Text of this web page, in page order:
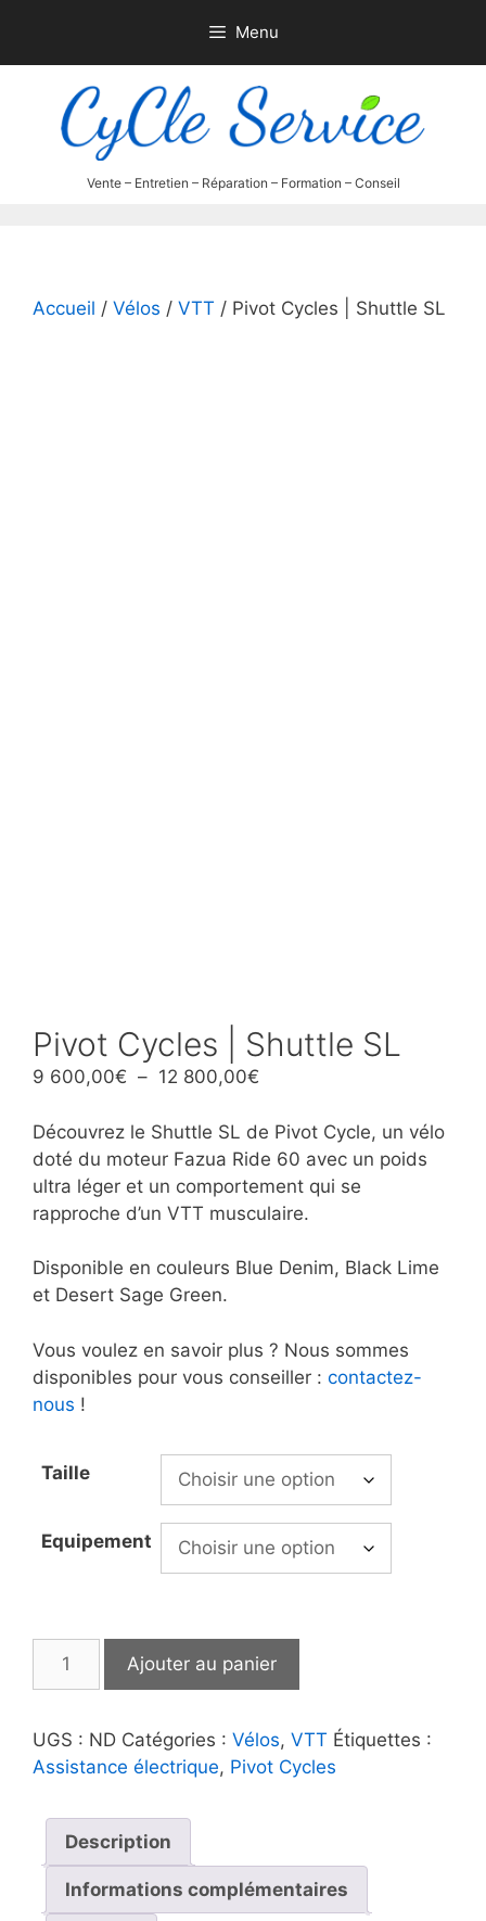
contenu
Menu
Accueil / Vélos / VTT / Pivot Cycles | Shuttle SL
Pivot Cycles | Shuttle SL
9 600,00€ – 12 800,00€
prix :
9
600,00€
à
800,00€
Découvrez le Shuttle SL de Pivot Cycle, un vélo
doté du moteur Fazua Ride 60 avec un poids
ultra léger et un comportement qui se
rapproche d’un VTT musculaire.
Disponible en couleurs Blue Denim, Black Lime
et Desert Sage Green.
Vous voulez en savoir plus ? Nous sommes
disponibles pour vous conseiller : contactez-
nous !
Taille
Equipement
quantité
Cycles
|
SL
Ajouter au panier
UGS : ND Catégories : Vélos, VTT Étiquettes :
Assistance électrique, Pivot Cycles
Description
Informations complémentaires